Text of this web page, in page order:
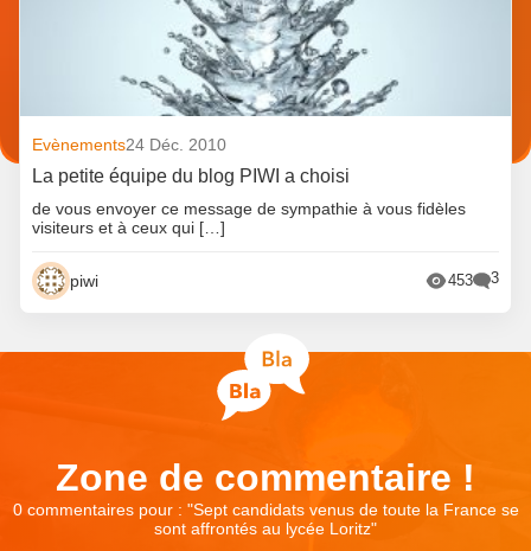
Evènements24 Déc. 2010
La petite équipe du blog PIWI a choisi
de vous envoyer ce message de sympathie à vous fidèles
visiteurs et à ceux qui […]
piwi 453 3
Zone de commentaire !
0 commentaires pour : "Sept candidats venus de toute la France se
sont affrontés au lycée Loritz"